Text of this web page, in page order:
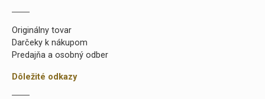
Originálny tovar
Darčeky k nákupom
Predajňa a osobný odber
Dôležité odkazy